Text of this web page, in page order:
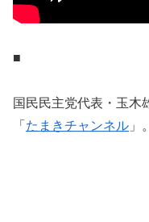
■
国民民主党代表・玉木
「 たまきチャンネル 」